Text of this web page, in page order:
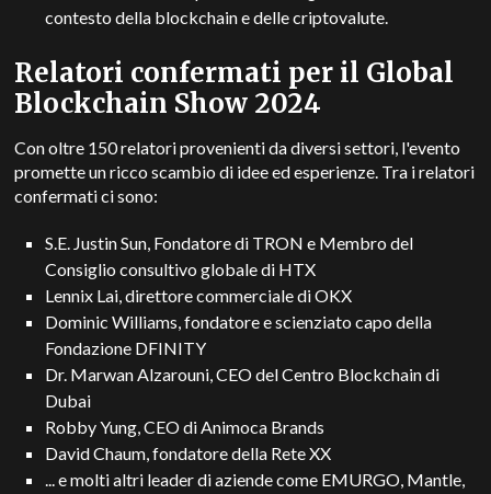
contesto della blockchain e delle criptovalute.
Relatori confermati per il Global
Blockchain Show 2024
Con oltre 150 relatori provenienti da diversi settori, l'evento
promette un ricco scambio di idee ed esperienze. Tra i relatori
confermati ci sono:
S.E. Justin Sun, Fondatore di TRON e Membro del
Consiglio consultivo globale di HTX
Lennix Lai, direttore commerciale di OKX
Dominic Williams, fondatore e scienziato capo della
Fondazione DFINITY
Dr. Marwan Alzarouni, CEO del Centro Blockchain di
Dubai
Robby Yung, CEO di Animoca Brands
David Chaum, fondatore della Rete XX
... e molti altri leader di aziende come EMURGO, Mantle,